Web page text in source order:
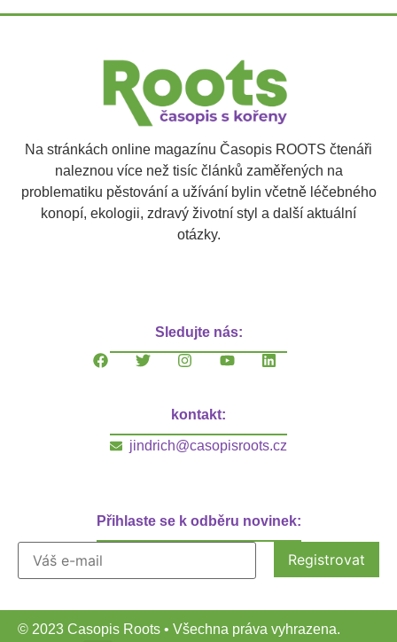
Na stránkách online magazínu Časopis ROOTS čtenáři
naleznou více než tisíc článků zaměřených na
problematiku pěstování a užívání bylin včetně léčebného
konopí, ekologii, zdravý životní styl a další aktuální
otázky.
Sledujte nás:
kontakt:
jindrich@casopisroots.cz
Přihlaste se k odběru novinek:
© 2023 Casopis Roots • Všechna práva vyhrazena.